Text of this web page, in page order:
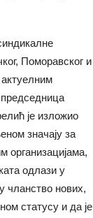
Поморавског и
је изложио
значају за
организацијама,
одлази у
чланство нових,
статусу и да је